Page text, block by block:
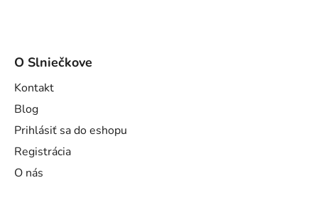
O Slniečkove
Kontakt
Blog
Prihlásiť sa do eshopu
Registrácia
O nás